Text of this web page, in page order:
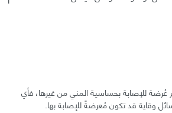
عُرضة للإصابة بحساسية المني من غيرها، فأي
وقاية قد تكون مُعرضةً للإصابة بها.